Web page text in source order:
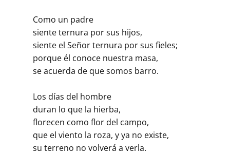
Como un padre
siente ternura por sus hijos,
siente el Señor ternura por sus fieles;
porque él conoce nuestra masa,
se acuerda de que somos barro.
Los días del hombre
duran lo que la hierba,
florecen como flor del campo,
que el viento la roza, y ya no existe,
su terreno no volverá a verla.